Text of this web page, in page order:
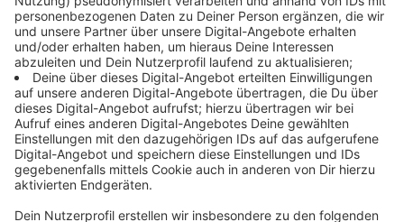
Anzeige rechnen. Zwei der Aktivist:innen wurden in
Gewahrsam genommen, da sie sich weigerten heute
keine weiteren Aktionen durchzuführen.
Anzeige
Nicht die erste Aktion in Münster
Anzeige